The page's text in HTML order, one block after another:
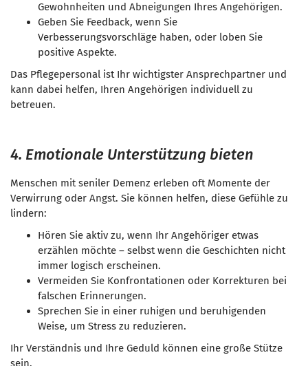
Gewohnheiten und Abneigungen Ihres Angehörigen.
Geben Sie Feedback, wenn Sie
Verbesserungsvorschläge haben, oder loben Sie
positive Aspekte.
Das Pflegepersonal ist Ihr wichtigster Ansprechpartner und
kann dabei helfen, Ihren Angehörigen individuell zu
betreuen.
4. Emotionale Unterstützung bieten
Menschen mit seniler Demenz erleben oft Momente der
Verwirrung oder Angst. Sie können helfen, diese Gefühle zu
lindern:
Hören Sie aktiv zu, wenn Ihr Angehöriger etwas
erzählen möchte – selbst wenn die Geschichten nicht
immer logisch erscheinen.
Vermeiden Sie Konfrontationen oder Korrekturen bei
falschen Erinnerungen.
Sprechen Sie in einer ruhigen und beruhigenden
Weise, um Stress zu reduzieren.
Ihr Verständnis und Ihre Geduld können eine große Stütze
sein.